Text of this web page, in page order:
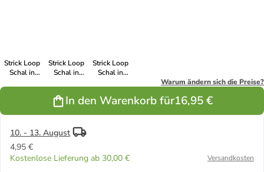
Strick Loop
Schal in
Strick Loop
Schal in
Strick Loop
Schal in
Warum ändern sich die Preise?
In den Warenkorb für16,95 €
10. - 13. August
4,95 €
Kostenlose Lieferung ab 30,00 €
Versandkosten